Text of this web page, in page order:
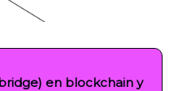
en blockchain y